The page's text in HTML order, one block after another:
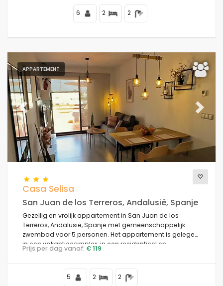
van Calpe en 50 m van de Middellandse Zee.
6 2 2
APPARTEMENT
Previous Next
Casa Selisa
San Juan de los Terreros, Andalusië, Spanje
Gezellig en vrolijk appartement in San Juan de los
Terreros, Andalusië, Spanje met gemeenschappelijk
zwembad voor 5 personen. Het appartement is gelegen
in een vakantiecomplex, in een residentieel en
bergachtig gebied nabij het strand, dicht bij
Prijs per dag vanaf: € 119
5 2 2